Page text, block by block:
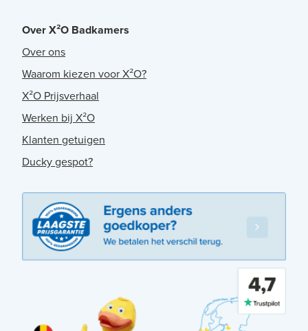
Over X²O Badkamers
Over ons
Waarom kiezen voor X²O?
X²O Prijsverhaal
Werken bij X²O
Klanten getuigen
Ducky gespot?